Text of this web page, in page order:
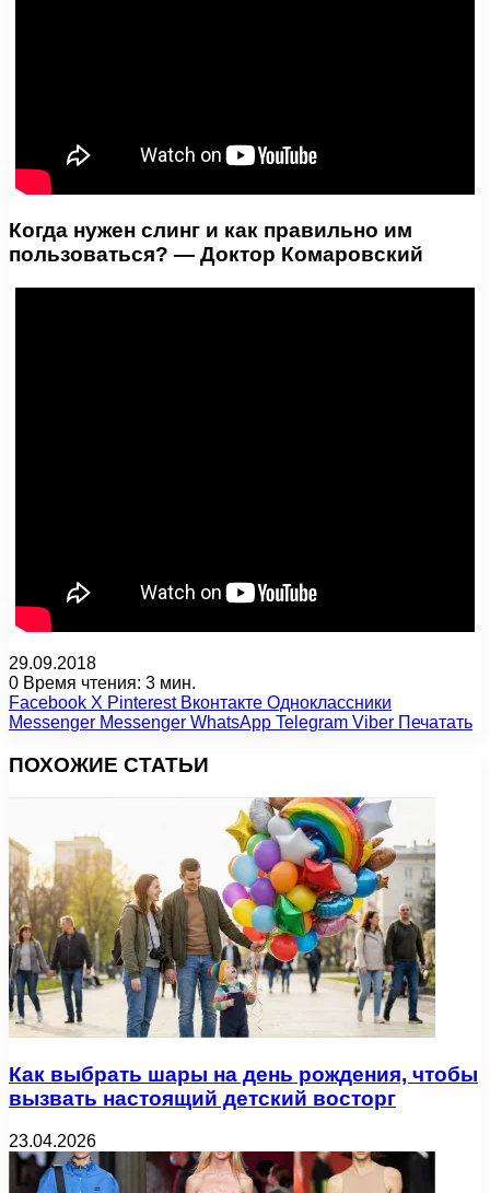
Когда нужен слинг и как правильно им
пользоваться? — Доктор Комаровский
29.09.2018
0 Время чтения: 3 мин.
Facebook X Pinterest Вконтакте Одноклассники
Messenger Messenger WhatsApp Telegram Viber Печатать
ПОХОЖИЕ СТАТЬИ
Как выбрать шары на день рождения, чтобы
вызвать настоящий детский восторг
23.04.2026